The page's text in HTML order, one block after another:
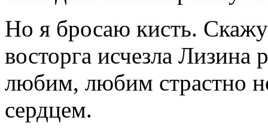
Но я бросаю кисть.
восторга исчезла Лизина
любим, любим страстно
сердцем.